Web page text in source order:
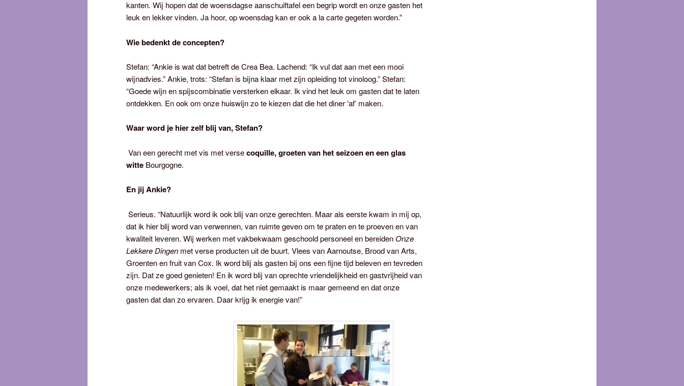
kanten. Wij hopen dat de woensdagse aanschuiftafel een begrip wordt en onze gasten het
leuk en lekker vinden. Ja hoor, op woensdag kan er ook a la carte gegeten worden.”
Wie bedenkt de concepten?
Stefan: “Ankie is wat dat betreft de Crea Bea. Lachend: “Ik vul dat aan met een mooi
wijnadvies.” Ankie, trots: “Stefan is bijna klaar met zijn opleiding tot vinoloog.” Stefan:
“Goede wijn en spijscombinatie versterken elkaar. Ik vind het leuk om gasten dat te laten
ontdekken. En ook om onze huiswijn zo te kiezen dat die het diner ‘af’ maken.
Waar word je hier zelf blij van, Stefan?
Van een gerecht met vis met versecoquille, groeten van het seizoen en een glas
witte Bourgogne.
En jij Ankie?
Serieus. “Natuurlijk word ik ook blij van onze gerechten. Maar als eerste kwam in mij op,
dat ik hier blij word van verwennen, van ruimte geven om te praten en te proeven en van
kwaliteit leveren. Wij werken met vakbekwaam geschoold personeel en bereidenOnze
Lekkere Dingen met verse producten uit de buurt. Vlees van Aarnoutse, Brood van Arts,
Groenten en fruit van Cox. Ik word blij als gasten bij ons een fijne tijd beleven en tevreden
zijn. Dat ze goed genieten! En ik word blij van oprechte vriendelijkheid en gastvrijheid van
onze medewerkers; als ik voel, dat het niet gemaakt is maar gemeend en dat onze
gasten dat dan zo ervaren. Daar krijg ik energie van!”